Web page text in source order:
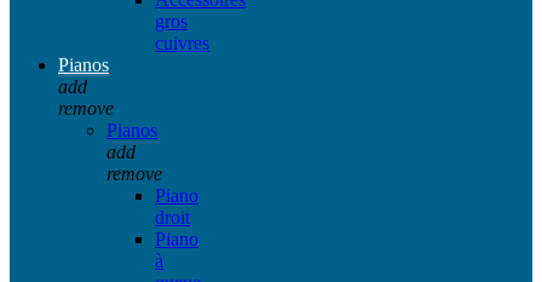
gros
cuivres
Pianos
add
remove
Pianos
add
remove
Piano
droit
Piano
à